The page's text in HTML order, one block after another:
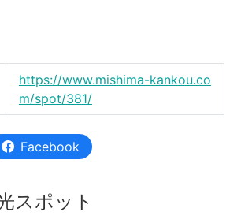
https://www.mishima-kankou.co
m/spot/381/
Facebook
スポット